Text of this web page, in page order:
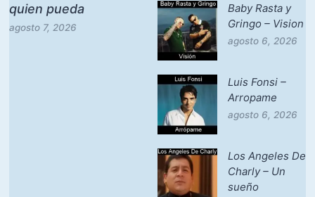
quien pueda
agosto 7, 2026
Baby Rasta y
Gringo – Vision
agosto 6, 2026
Luis Fonsi –
Arropame
agosto 6, 2026
Los Angeles De
Charly – Un
sueño